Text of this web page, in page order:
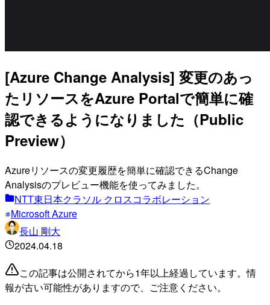
[Azure Change Analysis] 変更のあっ
たリソースをAzure Portalで簡単に確
認できるようになりました（Public
Preview）
Azureリソースの変更履歴を簡単に確認できるChange
Analysisのプレビュー機能を使ってみました。
NTT東日本クラソル クロスコラボレーション
Microsoft Azure
長山 剛大
2024.04.18
この記事は公開されてから1年以上経過しています。情
報が古い可能性がありますので、ご注意ください。